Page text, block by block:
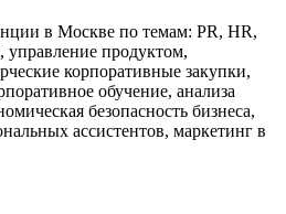
в Москве по темам: PR, HR,
управление продуктом,
корпоративные закупки,
обучение, анализа
безопасность бизнеса,
ассистентов, маркетинг в